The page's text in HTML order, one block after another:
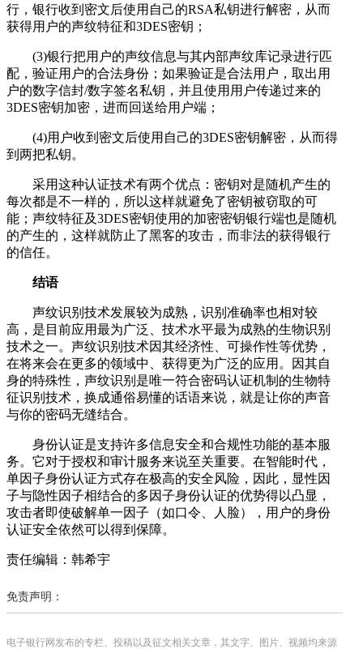
行，银行收到密文后使用自己的RSA私钥进行解密，从而
获得用户的声纹特征和3DES密钥；
(3)银行把用户的声纹信息与其内部声纹库记录进行匹
配，验证用户的合法身份；如果验证是合法用户，取出用
户的数字信封/数字签名私钥，并且使用用户传递过来的
3DES密钥加密，进而回送给用户端；
(4)用户收到密文后使用自己的3DES密钥解密，从而得
到两把私钥。
采用这种认证技术有两个优点：密钥对是随机产生的
每次都是不一样的，所以这样就避免了密钥被窃取的可
能；声纹特征及3DES密钥使用的加密密钥银行端也是随机
的产生的，这样就防止了黑客的攻击，而非法的获得银行
的信任。
结语
声纹识别技术发展较为成熟，识别准确率也相对较
高，是目前应用最为广泛、技术水平最为成熟的生物识别
技术之一。声纹识别技术因其经济性、可操作性等优势，
在将来会在更多的领域中、获得更为广泛的应用。因其自
身的特殊性，声纹识别是唯一符合密码认证机制的生物特
征识别技术，换成通俗易懂的话语来说，就是让你的声音
与你的密码无缝结合。
身份认证是支持许多信息安全和合规性功能的基本服
务。它对于授权和审计服务来说至关重要。在智能时代，
单因子身份认证方式存在极高的安全风险，因此，显性因
子与隐性因子相结合的多因子身份认证的优势得以凸显，
攻击者即使破解单一因子（如口令、人脸），用户的身份
认证安全依然可以得到保障。
责任编辑：韩希宇
免责声明：
电子银行网发布的专栏、投稿以及征文相关文章，其文字、图片、视频均来源